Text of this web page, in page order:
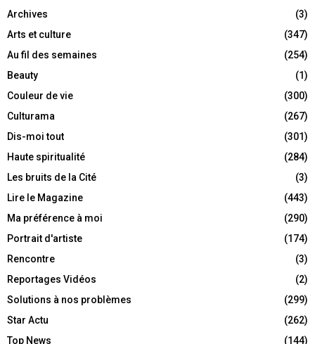
Archives
(3)
Arts et culture
(347)
Au fil des semaines
(254)
Beauty
(1)
Couleur de vie
(300)
Culturama
(267)
Dis-moi tout
(301)
Haute spiritualité
(284)
Les bruits de la Cité
(3)
Lire le Magazine
(443)
Ma préférence à moi
(290)
Portrait d'artiste
(174)
Rencontre
(3)
Reportages Vidéos
(2)
Solutions à nos problèmes
(299)
Star Actu
(262)
Top News
(144)